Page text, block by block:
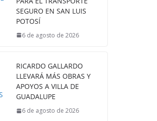
SEGURO EN SAN LUIS
POTOSÍ
6 de agosto de 2026
RICARDO GALLARDO
LLEVARÁ MÁS OBRAS Y
APOYOS A VILLA DE
GUADALUPE
6 de agosto de 2026